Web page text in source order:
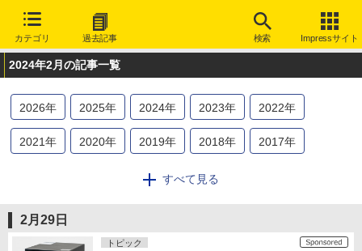
カテゴリ 過去記事 検索 Impressサイト
2024年2月の記事一覧
2026年 2025年 2024年 2023年 2022年
2021年 2020年 2019年 2018年 2017年
2014年 2013
2006年 2005 年 2004
すべて見る
2月29日
トピック